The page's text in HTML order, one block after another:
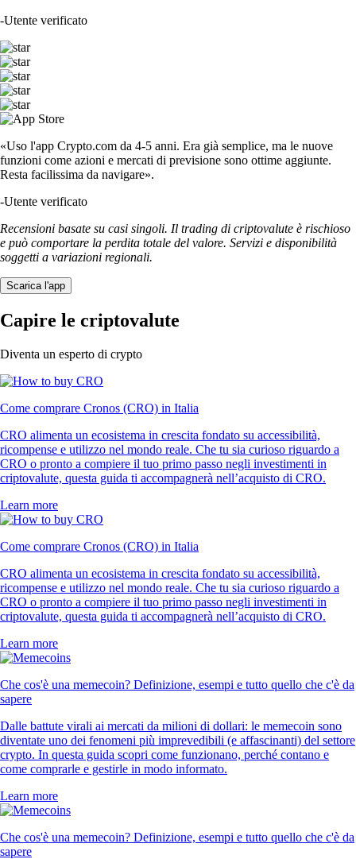
-Utente verificato
«Uso l'app Crypto.com da 4-5 anni. Era già semplice, ma le nuove
funzioni come azioni e mercati di previsione sono ottime aggiunte.
Resta facilissima da navigare».
-Utente verificato
Recensioni basate su casi singoli. Il trading di criptovalute è rischioso
e può comportare la perdita totale del valore. Servizi e disponibilità
soggetti a variazioni regionali.
Scarica l'app
Capire le criptovalute
Diventa un esperto di crypto
Come comprare Cronos (CRO) in Italia
CRO alimenta un ecosistema in crescita fondato su accessibilità,
ricompense e utilizzo nel mondo reale. Che tu sia curioso riguardo a
CRO o pronto a compiere il tuo primo passo negli investimenti in
criptovalute, questa guida ti accompagnerà nell’acquisto di CRO.
Learn more
Come comprare Cronos (CRO) in Italia
CRO alimenta un ecosistema in crescita fondato su accessibilità,
ricompense e utilizzo nel mondo reale. Che tu sia curioso riguardo a
CRO o pronto a compiere il tuo primo passo negli investimenti in
criptovalute, questa guida ti accompagnerà nell’acquisto di CRO.
Learn more
Che cos'è una memecoin? Definizione, esempi e tutto quello che c'è da
sapere
Dalle battute virali ai mercati da milioni di dollari: le memecoin sono
diventate uno dei fenomeni più imprevedibili (e affascinanti) del settore
crypto. In questa guida scopri come funzionano, perché contano e
come comprarle e gestirle in modo informato.
Learn more
Che cos'è una memecoin? Definizione, esempi e tutto quello che c'è da
sapere